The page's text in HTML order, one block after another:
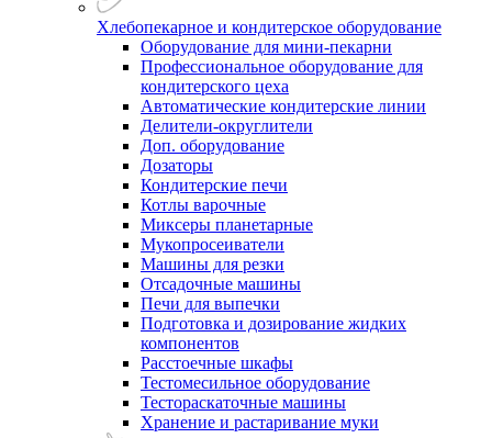
Хлебопекарное и кондитерское оборудование
Оборудование для мини-пекарни
Профессиональное оборудование для
кондитерского цеха
Автоматические кондитерские линии
Делители-округлители
Доп. оборудование
Дозаторы
Кондитерские печи
Котлы варочные
Миксеры планетарные
Мукопросеиватели
Машины для резки
Отсадочные машины
Печи для выпечки
Подготовка и дозирование жидких
компонентов
Расстоечные шкафы
Тестомесильное оборудование
Тестораскаточные машины
Хранение и растаривание муки